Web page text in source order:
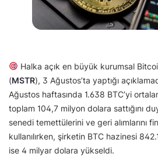
Halka açık en büyük kurumsal
(MSTR), 3 Ağustos’ta yaptığı
Ağustos haftasında 1.638 BTC’yi
toplam 104,7 milyon dolara sattığını
senedi temettülerini ve geri alımlarını
kullanılırken, şirketin BTC hazinesi
ise 4 milyar dolara yükseldi.